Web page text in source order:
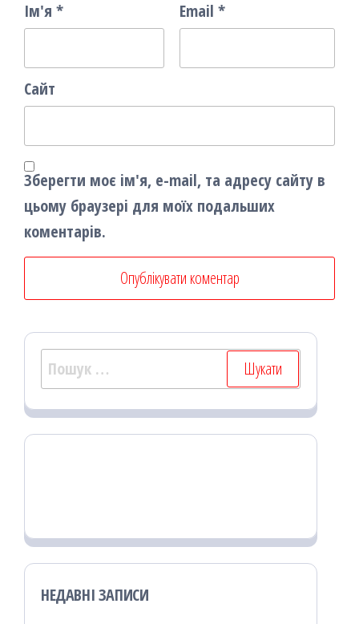
Ім'я * Email *
Сайт
Зберегти моє ім'я, e-mail, та адресу сайту в
цьому браузері для моїх подальших
коментарів.
Пошук:
НЕДАВНІ ЗАПИСИ